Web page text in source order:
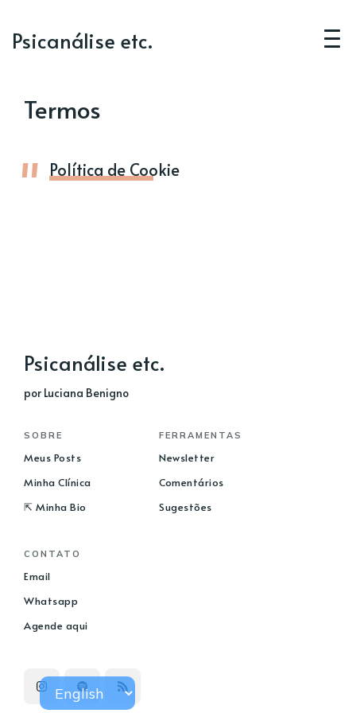
Psicanálise etc.
Termos
Política de Cookie
Psicanálise etc.
por Luciana Benigno
SOBRE
Meus Posts
Minha Clínica
⇱ Minha Bio
FERRAMENTAS
Newsletter
Comentários
Sugestões
CONTATO
Email
Whatsapp
Agende aqui